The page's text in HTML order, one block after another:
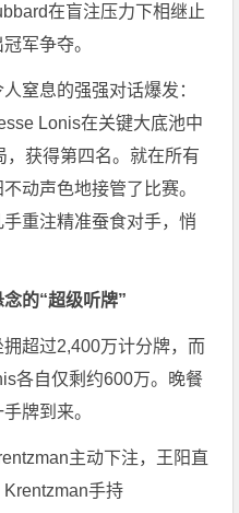
在盲注压力下相继止
军争夺。
窒息的强强对话爆发：
Lonis在关键大底池中
获得第四名。就在所有
动声色地接管了比赛。
重注精准蚕食对手，悄
的“超级听牌”
超过2,400万计分牌，而
各自仅剩约600万。晚餐
牌到来。
主动下注，王阳直
手持